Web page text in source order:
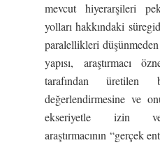
mevcut hiyerarşileri
yolları hakkındaki
paralellikleri
yapısı, araştırmacı
tarafından üretilen
değerlendirmesine ve
ekseriyetle izin
araştırmacının “gerçek